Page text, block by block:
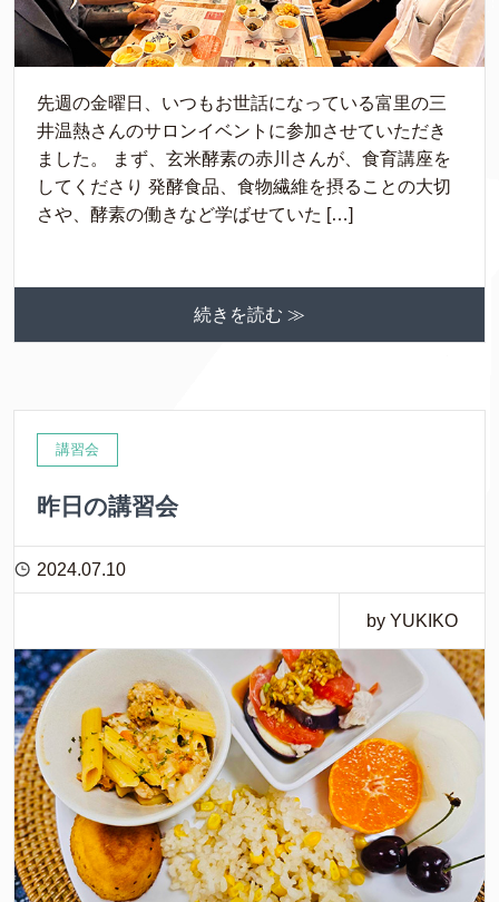
先週の金曜日、いつもお世話になっている富里の三
井温熱さんのサロンイベントに参加させていただき
ました。 まず、玄米酵素の赤川さんが、食育講座を
してくださり 発酵食品、食物繊維を摂ることの大切
さや、酵素の働きなど学ばせていた […]
続きを読む ≫
講習会
昨日の講習会
2024.07.10
by YUKIKO